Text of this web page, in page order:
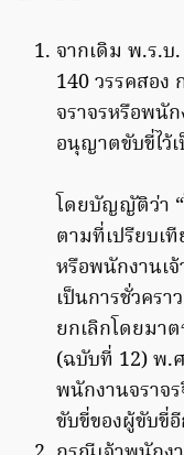
จากเดิม พ.ร.บ
140 วรรคสอง
จราจรหรือพนัก
อนุญาตขับขี่ไว้
โดยบัญญัติว่า “
ตามที่เปรียบเ
หรือพนักงานเ
เป็นการชั่วคร
ยกเลิกโดยมา
(ฉบับที่ 12) พ.
พนักงานจราจ
ขับขี่ของผู้ขับขี่